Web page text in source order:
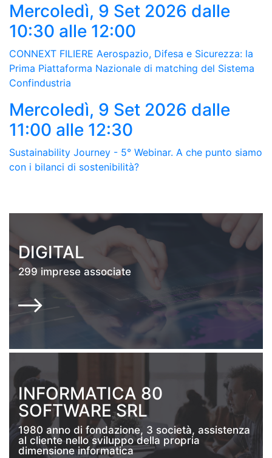
Mercoledì, 9 Set 2026 dalle
10:30 alle 12:00
CONNEXT FILIERE Aerospazio, Difesa e Sicurezza: la
Prima Piattaforma Nazionale di matching del Sistema
Confindustria
Mercoledì, 9 Set 2026 dalle
11:00 alle 12:30
Sustainability Journey - 5° Webinar. A che punto siamo
con i bilanci di sostenibilità?
DIGITAL
299 imprese associate
INFORMATICA 80
SOFTWARE SRL
1980 anno di fondazione, 3 società, assistenza
al cliente nello sviluppo della propria
dimensione informatica